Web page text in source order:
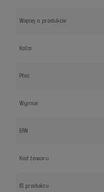
Więcej o produkcie
Kolor
Płeć
Wymiar
EAN
Kod towaru
ID produktu